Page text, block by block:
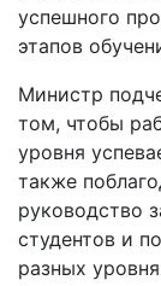
успешного
этапов
Министр
том, чтобы
уровня
также
руководство
студентов и
разных